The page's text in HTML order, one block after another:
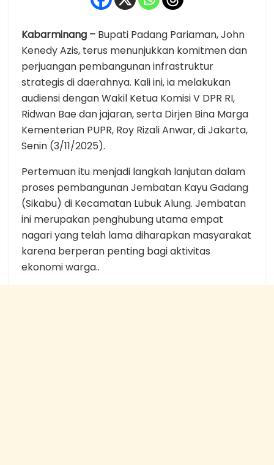
Kabarminang – Bupati Padang Pariaman, John
Kenedy Azis, terus menunjukkan komitmen dan
perjuangan pembangunan infrastruktur
strategis di daerahnya. Kali ini, ia melakukan
audiensi dengan Wakil Ketua Komisi V DPR RI,
Ridwan Bae dan jajaran, serta Dirjen Bina Marga
Kementerian PUPR, Roy Rizali Anwar, di Jakarta,
Senin (3/11/2025).
Pertemuan itu menjadi langkah lanjutan dalam
proses pembangunan Jembatan Kayu Gadang
(Sikabu) di Kecamatan Lubuk Alung. Jembatan
ini merupakan penghubung utama empat
nagari yang telah lama diharapkan masyarakat
karena berperan penting bagi aktivitas
ekonomi warga..